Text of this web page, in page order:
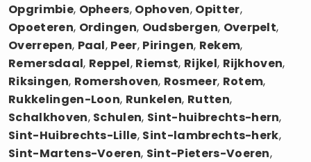
Opgrimbie, Opheers, Ophoven, Opitter,
Opoeteren, Ordingen, Oudsbergen, Overpelt,
Overrepen, Paal, Peer, Piringen, Rekem,
Remersdaal, Reppel, Riemst, Rijkel, Rijkhoven,
Riksingen, Romershoven, Rosmeer, Rotem,
Rukkelingen-Loon, Runkelen, Rutten,
Schalkhoven, Schulen, Sint-huibrechts-hern,
Sint-Huibrechts-Lille, Sint-lambrechts-herk,
Sint-Martens-Voeren, Sint-Pieters-Voeren,